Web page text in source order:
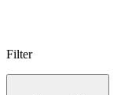
Filter